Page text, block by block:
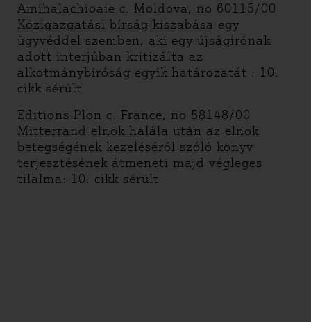
Amihalachioaie c. Moldova, no 60115/00
Közigazgatási bírság kiszabása egy
ügyvéddel szemben, aki egy újságírónak
adott interjúban kritizálta az
alkotmánybíróság egyik határozatát : 10.
cikk sérült
Editions Plon c. France, no 58148/00
Mitterrand elnök halála után az elnök
betegségének kezeléséről szóló könyv
terjesztésének átmeneti majd végleges
tilalma: 10. cikk sérült